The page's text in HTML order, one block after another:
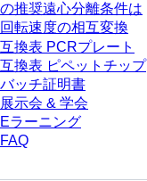
の推奨遠心分離条件は
回転速度の相互変換
互換表 PCRプレート
互換表 ピペットチップ
バッチ証明書
展示会 & 学会
Eラーニング
FAQ